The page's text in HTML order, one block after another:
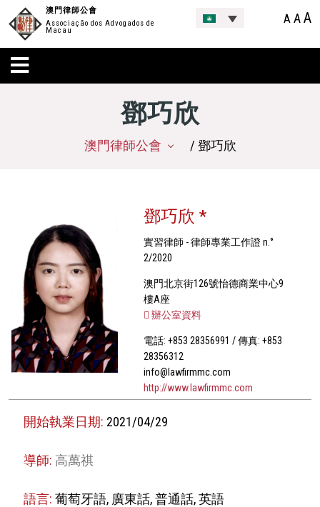
澳門律師公會
Associação dos Advogados de
Macau
A AA
鄧巧欣
澳門律師公會 / 鄧巧欣
鄧巧欣 *
實習律師 - 律師專業工作證 n.°
2/2020
澳門北京街126號怡德商業中心9
樓A座
辦公室資料
電話: +853 28356991 / 傳真: +853
28356312
info@lawfirmmc.com
http://www.lawfirmmc.com
開始執業日期: 2021/04/29
導師: 高萬祺
語言:葡萄牙語, 廣東話, 普通話, 英語